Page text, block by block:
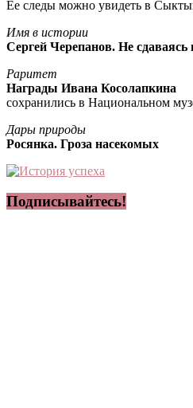
Ее следы можно увидеть в
Имя в истории
Сергей Черепанов. Не сдаваясь
Раритет
Награды Ивана Косолапкина
сохранились в Национальном
Дары природы
Росянка. Гроза насекомых
Подписывайтесь!